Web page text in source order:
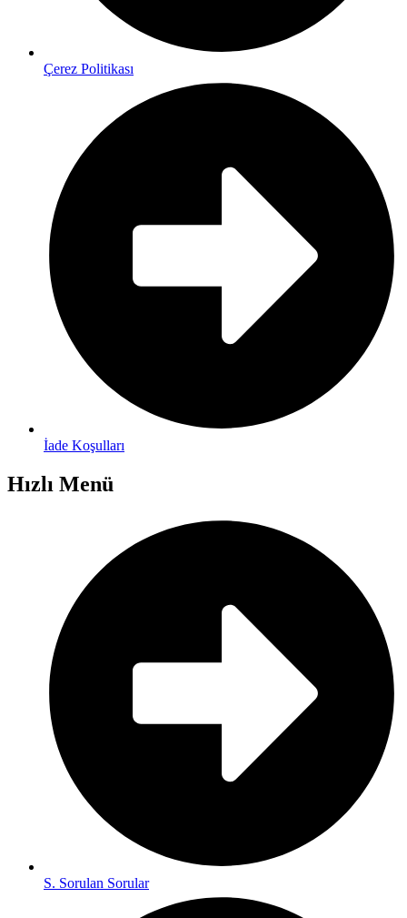
Çerez Politikası
İade Koşulları
Hızlı Menü
S. Sorulan Sorular